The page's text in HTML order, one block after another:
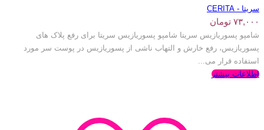
سریتا - CERITA
۷۳,۰۰۰ تومان
شامپو پسوریازیس سریتا شامپو پسوریازیس سریتا برای رفع پلاک های
پسوریازیس، رفع خارش و التهاب ناشی از پسوریازیس در پوست سر مورد
استفاده قرار می...
اطلاعات بیشتر